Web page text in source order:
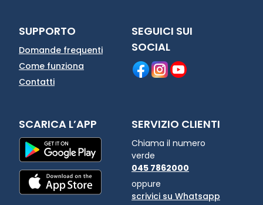
SUPPORTO
Domande frequenti
Come funziona
Contatti
SEGUICI SUI
SOCIAL
SCARICA L’APP SERVIZIO CLIENTI
Chiama il numero
verde
045 7862000
oppure
scrivici su Whatsapp